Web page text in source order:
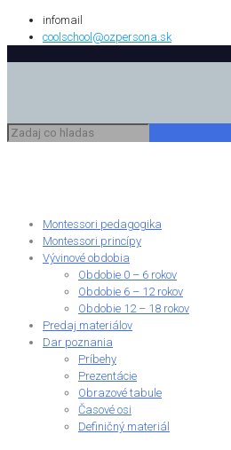
infomail
coolschool@ozpersona.sk
Montessori pedagogika
Montessori princípy
Vývinové obdobia
Obdobie 0 – 6 rokov
Obdobie 6 – 12 rokov
Obdobie 12 – 18 rokov
Predaj materiálov
Dar poznania
Príbehy
Prezentácie
Obrazové tabule
Časové osi
Definičný materiál